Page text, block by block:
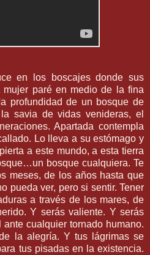
en los boscajes donde sus
mujer paré en medio de la fina
profundidad de un bosque de
savia de vidas venideras, el
Apartada contempla
Lo lleva a su estómago y
a este mundo, a esta tierra
bosque cualquiera. Te
meses, de los años hasta que
pueda ver, pero si sentir. Tener
a través de los mares, de
Y serás valiente. Y serás
cualquier tornado humano.
la alegría. Y tus lágrimas se
tus pisadas en la existencia.